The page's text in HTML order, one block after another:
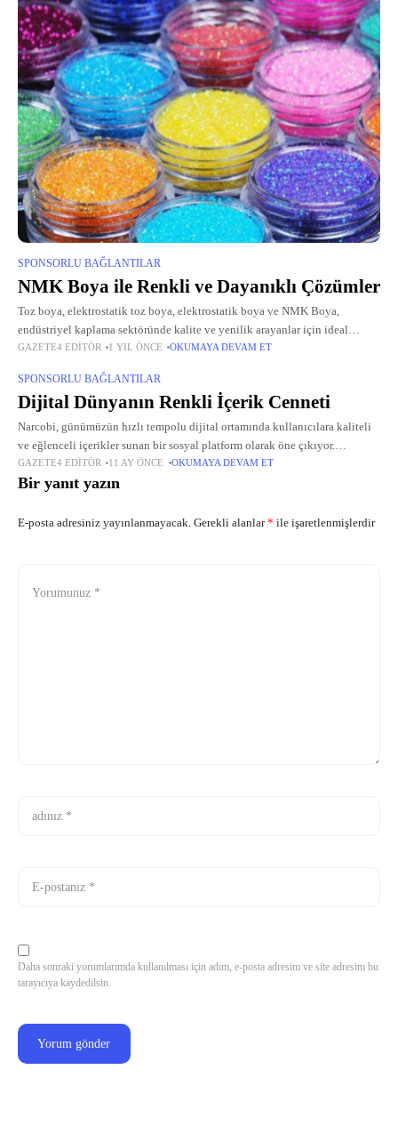
SPONSORLU BAĞLANTILAR
NMK Boya ile Renkli ve Dayanıklı Çözümler
Toz boya, elektrostatik toz boya, elektrostatik boya ve NMK Boya,
endüstriyel kaplama sektöründe kalite ve yenilik arayanlar için ideal
çözümler sunar. 2018 yılından bu yana faaliyet gösteren NMK Boya, genç
GAZETE4 EDITÖR 1 YIL ÖNCE OKUMAYA DEVAM ET
SPONSORLU BAĞLANTILAR
Dijital Dünyanın Renkli İçerik Cenneti
Narcobi, günümüzün hızlı tempolu dijital ortamında kullanıcılara kaliteli
ve eğlenceli içerikler sunan bir sosyal platform olarak öne çıkıyor.
Özellikle rraenee kaç yaşında, muti kaç yaşında ve ati242 boyu gibi merak
GAZETE4 EDITÖR 11 AY ÖNCE OKUMAYA DEVAM ET
Bir yanıt yazın
E-posta adresiniz yayınlanmayacak. Gerekli alanlar* ile işaretlenmişlerdir
Daha sonraki yorumlarımda kullanılması için adım, e-posta adresim ve site adresim bu
tarayıcıya kaydedilsin.